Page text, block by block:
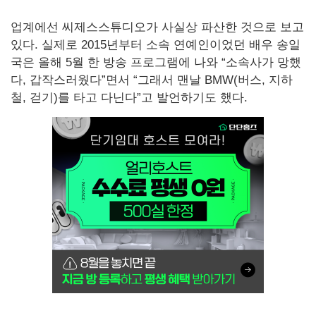
업계에선 씨제스스튜디오가 사실상 파산한 것으로 보고
있다. 실제로 2015년부터 소속 연예인이었던 배우 송일
국은 올해 5월 한 방송 프로그램에 나와 “소속사가 망했
다, 갑작스러웠다”면서 “그래서 맨날 BMW(버스, 지하
철, 걷기)를 타고 다닌다”고 발언하기도 했다.